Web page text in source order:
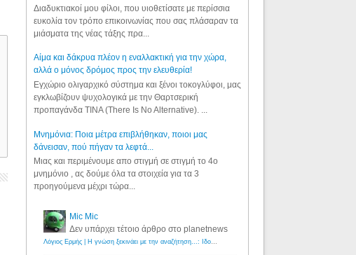
Διαδυκτιακοί μου φίλοι, που υιοθετίσατε με περίσσια
ευκολία τον τρόπο επικοινωνίας που σας πλάσαραν τα
μιάσματα της νέας τάξης πρα...
Αίμα και δάκρυα πλέον η εναλλακτική για την χώρα,
αλλά ο μόνος δρόμος προς την ελευθερία!
Εγχώριο ολιγαρχικό σύστημα και ξένοι τοκογλύφοι, μας
εγκλωβίζουν ψυχολογικά με την Θαρτσερική
προπαγάνδα TINA (There Is No Alternative). ...
Μνημόνια: Ποια μέτρα επιβλήθηκαν, ποιοι μας
δάνεισαν, πού πήγαν τα λεφτά...
Μιας και περιμένουμε απο στιγμή σε στιγμή το 4ο
μνημόνιο , ας δούμε όλα τα στοιχεία για τα 3
προηγούμενα μέχρι τώρα...
Mic Mic
Δεν υπάρχει τέτοιο άρθρο στο planetnews
Λόγιος Ερμής | Η γνώση ξεκινάει με την αναζήτηση...: Ιδού οι 18 που χρωστούν 11 δις ευρώ!